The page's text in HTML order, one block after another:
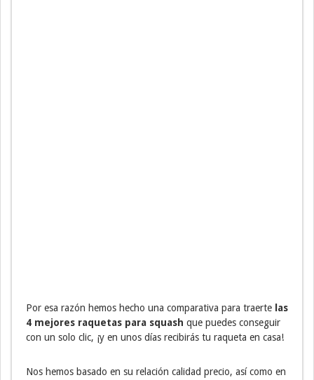
Por esa razón hemos hecho una comparativa para traerte las
4 mejores raquetas para squash que puedes conseguir
con un solo clic, ¡y en unos días recibirás tu raqueta en casa!
Nos hemos basado en su relación calidad precio, así como en